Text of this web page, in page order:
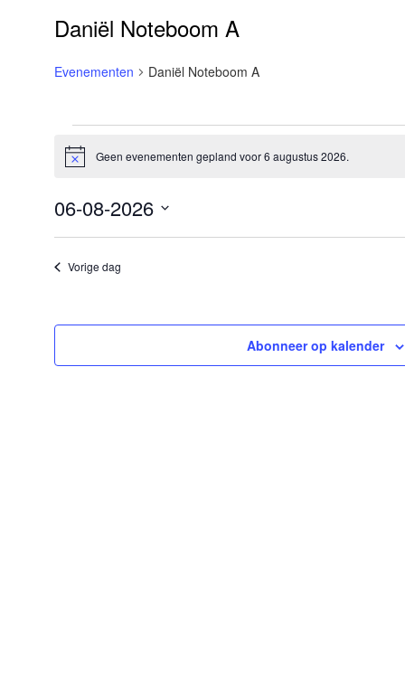
Daniël Noteboom A
Evenementen Daniël Noteboom A
Evenementen
in
6
augustus
2026
BerichtGeen evenementen gepland voor 6 augustus 2026.
06-08-2026
datum.
Vorige dag
Abonneer op kalender